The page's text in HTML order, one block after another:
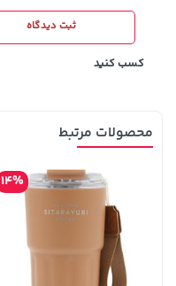
159,900
خرید
169,900 تومان
ثبت دیدگاه
کسب کنید
محصولات مرتبط
14%